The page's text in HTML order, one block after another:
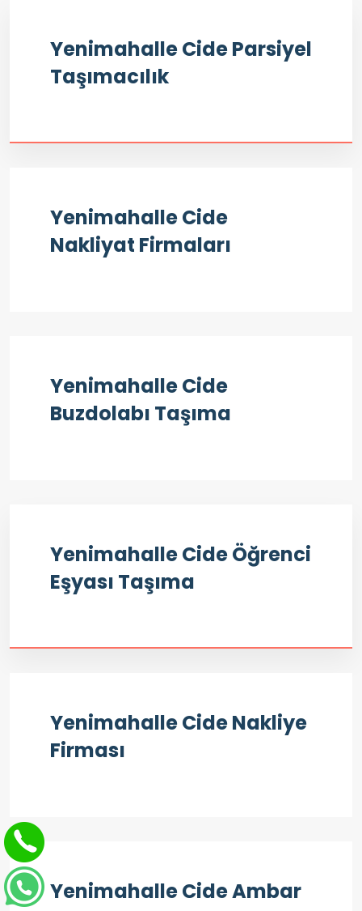
Yenimahalle Cide Parsiyel
Taşımacılık
Yenimahalle Cide
Nakliyat Firmaları
Yenimahalle Cide
Buzdolabı Taşıma
Yenimahalle Cide Öğrenci
Eşyası Taşıma
Yenimahalle Cide Nakliye
Firması
Yenimahalle Cide Ambar